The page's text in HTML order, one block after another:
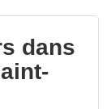
dans